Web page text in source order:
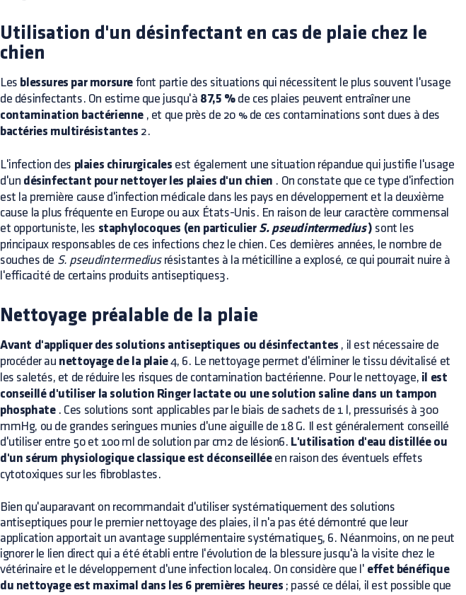
Utilisation d'un désinfectant en cas de plaie chez le
chien
Les blessures par morsure font partie des situations qui nécessitent le plus souvent l'usage
de désinfectants. On estime que jusqu'à 87,5 %de ces plaies peuvent entraîner une
contamination bactérienne , et que près de 20 % de ces contaminations sont dues à des
bactéries multirésistantes 2.
L'infection des plaies chirurgicales est également une situation répandue qui justifie l'usage
d'un désinfectant pour nettoyer les plaies d'un chien . On constate que ce type d'infection
est la première cause d'infection médicale dans les pays en développement et la deuxième
cause la plus fréquente en Europe ou aux États-Unis. En raison de leur caractère commensal
et opportuniste, les staphylocoques (en particulierS. pseudintermedius) sont les
principaux responsables de ces infections chez le chien. Ces dernières années, le nombre de
souches de S. pseudintermediusrésistantes à la méticilline a explosé, ce qui pourrait nuire à
l'efficacité de certains produits antiseptiques3.
Nettoyage préalable de la plaie
Avant d'appliquer des solutions antiseptiques ou désinfectantes , il est nécessaire de
procéder au nettoyage de la plaie4, 6. Le nettoyage permet d'éliminer le tissu dévitalisé et
les saletés, et de réduire les risques de contamination bactérienne. Pour le nettoyage, il est
conseillé d'utiliser la solution Ringer lactate ou une solution saline dans un tampon
phosphate. Ces solutions sont applicables par le biais de sachets de 1 l, pressurisés à 300
mmHg, ou de grandes seringues munies d'une aiguille de 18 G. Il est généralement conseillé
d'utiliser entre 50 et 100 ml de solution par cm2 de lésion6. L'utilisation d'eau distillée ou
d'un sérum physiologique classique est déconseilléeen raison des éventuels effets
cytotoxiques sur les fibroblastes.
Bien qu'auparavant on recommandait d'utiliser systématiquement des solutions
antiseptiques pour le premier nettoyage des plaies, il n'a pas été démontré que leur
application apportait un avantage supplémentaire systématique5, 6. Néanmoins, on ne peut
ignorer le lien direct qui a été établi entre l'évolution de la blessure jusqu'à la visite chez le
vétérinaire et le développement d'une infection locale4. On considère que l' effet bénéfique
du nettoyage est maximal dans les 6 premières heures ; passé ce délai, il est possible que